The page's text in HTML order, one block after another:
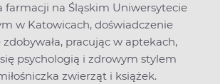
farmacji na Śląskim Uniwersytecie
w Katowicach, doświadczenie
pracując w aptekach,
psychologią i zdrowym stylem
zwierząt i książek.